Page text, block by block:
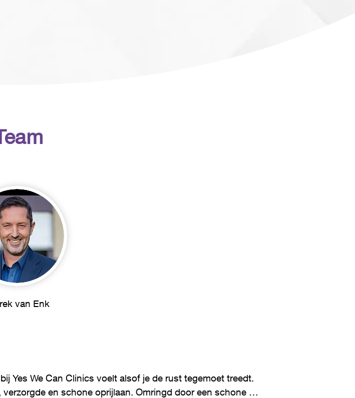
van Enk
Yes We Can Clinics voelt alsof je de rust tegemoet treedt.
en schone oprijlaan. Omringd door een schone en